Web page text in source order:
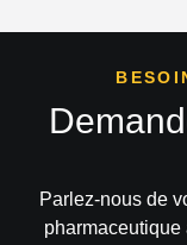
Parlez-nous de